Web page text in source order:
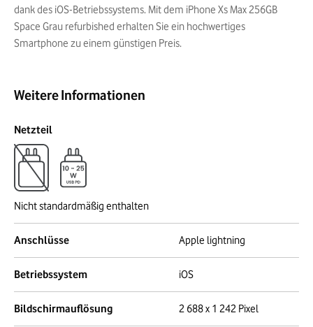
dank des iOS-Betriebssystems. Mit dem iPhone Xs Max 256GB
Space Grau refurbished erhalten Sie ein hochwertiges
Smartphone zu einem günstigen Preis.
Weitere Informationen
Netzteil
Nicht standardmäßig enthalten
Anschlüsse Apple lightning
Betriebssystem iOS
Bildschirmauflösung 2 688 x 1 242 Pixel